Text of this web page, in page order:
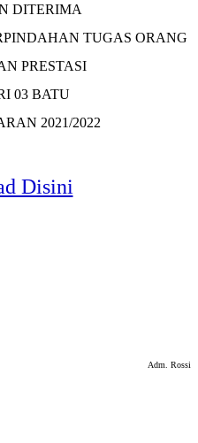
DITERIMA
TUGAS ORANG
PRESTASI
03 BATU
2021/2022
Disini
Adm. Rossi